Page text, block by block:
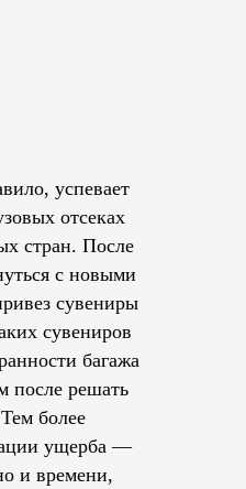
успевает
отсеках
стран. После
с новыми
сувениры
сувениров
багажа
после решать
более
ущерба —
и времени,